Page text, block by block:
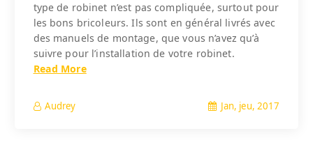
type de robinet n’est pas compliquée, surtout pour
les bons bricoleurs. Ils sont en général livrés avec
des manuels de montage, que vous n’avez qu’à
suivre pour l’installation de votre robinet.
Read More
Audrey Jan, jeu, 2017